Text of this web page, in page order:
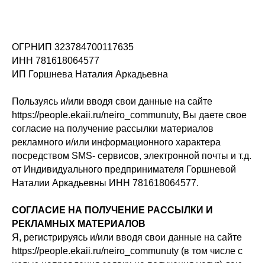
ОГРНИП 323784700117635
ИНН 781618064577
ИП Горшнева Наталия Аркадьевна
Пользуясь и/или вводя свои данные на сайте
https://people.ekaii.ru/neiro_communuty, Вы даете свое
согласие на получение рассылки материалов
рекламного и/или информационного характера
посредством SMS- сервисов, электронной почты и т.д.
от Индивидуального предпринимателя Горшневой
Наталии Аркадьевны ИНН 781618064577.
СОГЛАСИЕ НА ПОЛУЧЕНИЕ РАССЫЛКИ И
РЕКЛАМНЫХ МАТЕРИАЛОВ
Я, регистрируясь и/или вводя свои данные на сайте
https://people.ekaii.ru/neiro_communuty (в том числе с